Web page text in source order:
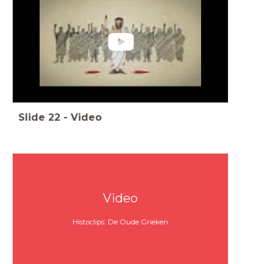
Slide 22 - Video
Video
Histoclips: De Oude Grieken